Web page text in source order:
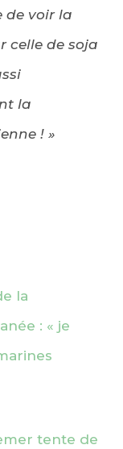
de voir la
celle de soja
la
! »
la
: « je
tente de